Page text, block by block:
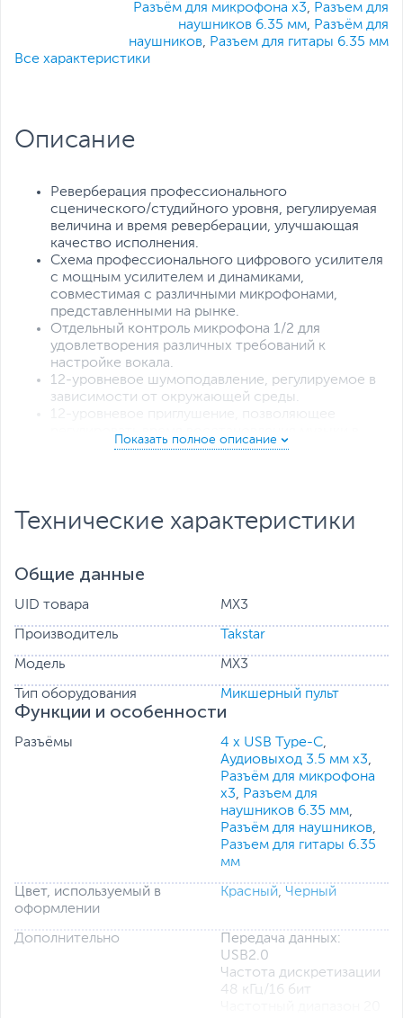
Разъём для микрофона x3, Разъем для
наушников 6.35 мм, Разъём для
наушников, Разъем для гитары 6.35 мм
Все характеристики
Описание
Реверберация профессионального
сценического/студийного уровня, регулируемая
величина и время реверберации, улучшающая
качество исполнения.
Схема профессионального цифрового усилителя
с мощным усилителем и динамиками,
совместимая с различными микрофонами,
представленными на рынке.
Отдельный контроль микрофона 1/2 для
удовлетворения различных требований к
настройке вокала.
12-уровневое шумоподавление, регулируемое в
зависимости от окружающей среды.
регулировать время восстановления музыки в
соответствии с потребностями вашей
С 16 кнопками предварительной настройки
аудиоэффектов, включая 4 настраиваемые
трансляцию еще интереснее.
Красочные эффекты RGB, управляемые с
помощью встроенной кнопки освещения.
трансляцией с участием нескольких человек.
Инструментальный интерфейс диаметром 6,35
мм подходит для таких инструментов, как
электрогитара и бас.
Два телефонных интерфейса OTG для
стереопередачи без потерь, которые можно
использовать с устройствами Apple и Android.
Встроенный литий-ионный аккумулятор большой
емкости обеспечивает непрерывную трансляцию
в течение примерно 5 часов.
Технические характеристики
Общие данные
UID товара MX3
Производитель Takstar
Модель MX3
Тип оборудования Микшерный пульт
Функции и особенности
Разъёмы 4 x USB Type-C,
Аудиовыход 3.5 мм x3,
Разъём для микрофона
x3, Разъем для
наушников 6.35 мм,
Разъём для наушников,
Разъем для гитары 6.35
мм
Цвет, используемый в
оформлении
Красный, Черный
Дополнительно
Передача данных:
USB2.0
Частота дискретизации
48 кГц/16 бит